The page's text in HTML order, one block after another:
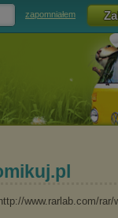
zapomniałem
www.rarlab.com/rar/